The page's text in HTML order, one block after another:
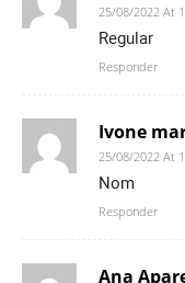
25/08/2022 At
Regular
Responder
Ivone
25/08/2022 At
Nom
Responder
Ana